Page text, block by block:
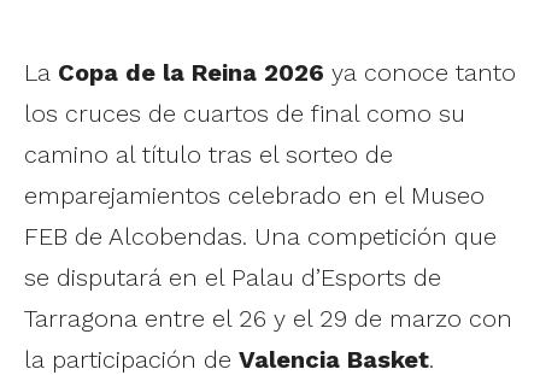
La Copa de la Reina 2026 ya conoce tanto
los cruces de cuartos de final como su
camino al título tras el sorteo de
emparejamientos celebrado en el Museo
FEB de Alcobendas. Una competición que
se disputará en el Palau d’Esports de
Tarragona entre el 26 y el 29 de marzo con
la participación de Valencia Basket.